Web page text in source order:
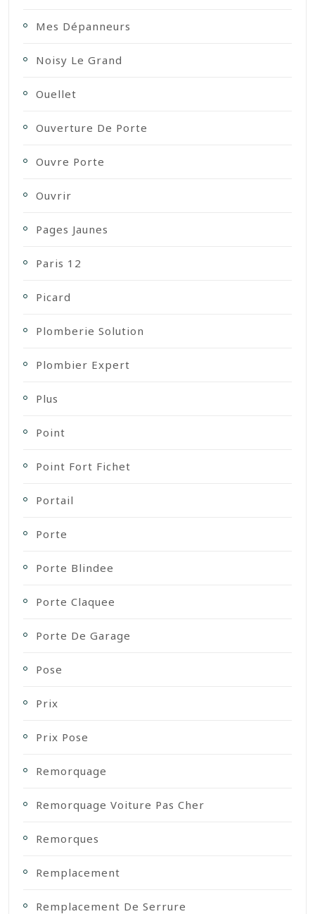
Mes Dépanneurs
Noisy Le Grand
Ouellet
Ouverture De Porte
Ouvre Porte
Ouvrir
Pages Jaunes
Paris 12
Picard
Plomberie Solution
Plombier Expert
Plus
Point
Point Fort Fichet
Portail
Porte
Porte Blindee
Porte Claquee
Porte De Garage
Pose
Prix
Prix Pose
Remorquage
Remorquage Voiture Pas Cher
Remorques
Remplacement
Remplacement De Serrure